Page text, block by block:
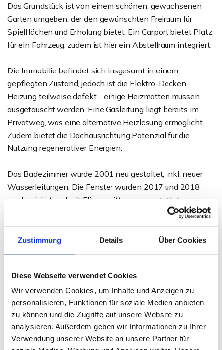
Zustimmung Details Über Cookies
Diese Webseite verwendet Cookies
Wir verwenden Cookies, um Inhalte und Anzeigen zu
personalisieren, Funktionen für soziale Medien anbieten
zu können und die Zugriffe auf unsere Website zu
analysieren. Außerdem geben wir Informationen zu Ihrer
Verwendung unserer Website an unsere Partner für
Das Grundstück ist von einem schönen, gewachsenen
Garten umgeben, der den gewünschten Freiraum für
Spielflächen und Erholung bietet. Ein Carport bietet Platz
für ein Fahrzeug, zudem ist hier ein Abstellraum integriert.
Die Immobilie befindet sich insgesamt in einem
gepflegten Zustand, jedoch ist die Elektro-Decken-
Heizung teilweise defekt - einige Heizmatten müssen
ausgetauscht werden. Eine Gasleitung liegt bereits im
Privatweg, was eine alternative Heizlösung ermöglicht.
Zudem bietet die Dachausrichtung Potenzial für die
Nutzung regenerativer Energien.
Das Badezimmer wurde 2001 neu gestaltet, inkl. neuer
Wasserleitungen. Die Fenster wurden 2017 und 2018
modernisiert und mit Fliegengittern ausgestattet.
Dieses charmante Haus bietet viele
Gestaltungsmöglichkeiten und kann zu einem echten
Schmuckstück entwickelt werden. Ein tolles Angebot für
Ansprechpartner
Sven Weihe
Telefon: 0571 597 265 17
Telefax: 0571 870 490 05